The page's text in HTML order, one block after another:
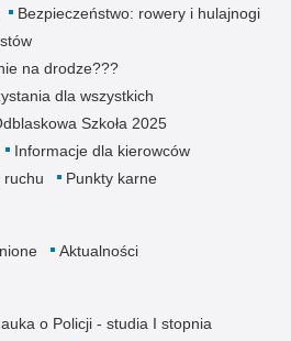
Bezpieczeństwo: rowery i hulajnogi
na drodze???
dla wszystkich
Szkoła 2025
Informacje dla kierowców
ruchu
Punkty karne
Aktualności
o Policji - studia I stopnia